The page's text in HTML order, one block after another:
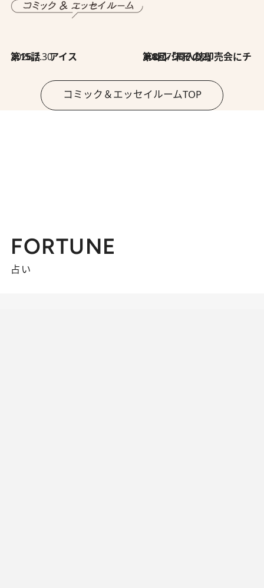
2026.7.30
第15話 アイス 2026.7.30
第8回「同人誌即売会にチャレンジ その2」
コミック＆エッセイルームTOP
FORTUNE
占い